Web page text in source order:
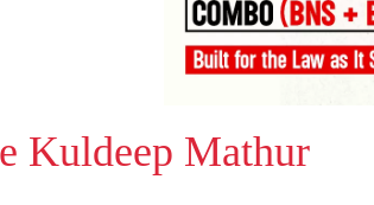
Kuldeep Mathur